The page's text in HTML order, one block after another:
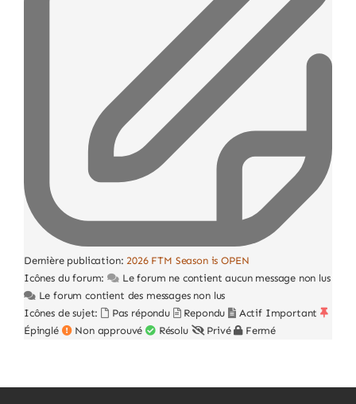
Dernière publication:2026 FTM Season is OPEN
Icônes du forum:
Le forum ne contient aucun message non lus
Le forum contient des messages non lus
Icônes de sujet:
Pas répondu Repondu Actif Important
Épinglé
Non approuvé Résolu Privé Fermé